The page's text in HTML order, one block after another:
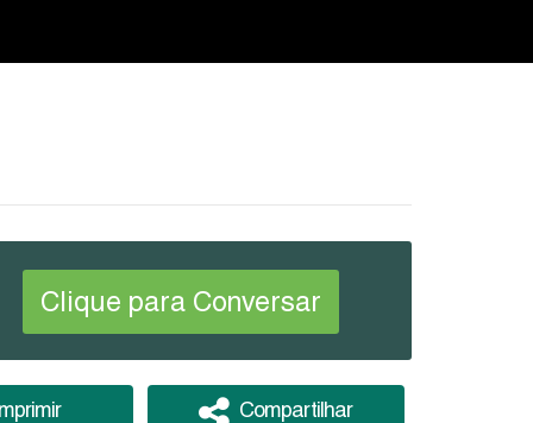
Clique para Conversar
Compartilhar